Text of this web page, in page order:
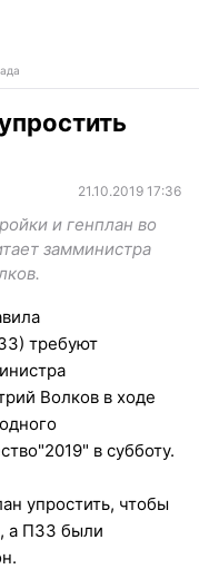
21.10.2019 17:36
и генплан во
замминистра
требуют
Волков в ходе
в субботу.
упростить, чтобы
а ПЗЗ были